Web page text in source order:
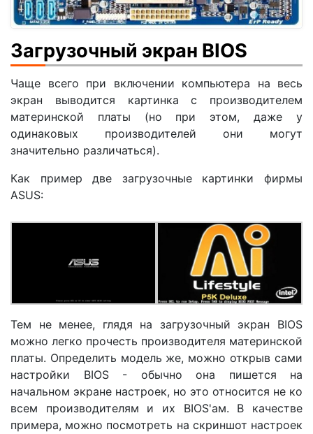
Загрузочный экран BIOS
Чаще всего при включении компьютера на весь
экран выводится картинка с производителем
материнской платы (но при этом, даже у
одинаковых производителей они могут
значительно различаться).
Как пример две загрузочные картинки фирмы
ASUS:
Тем не менее, глядя на загрузочный экран BIOS
можно легко прочесть производителя материнской
платы. Определить модель же, можно открыв сами
настройки BIOS - обычно она пишется на
начальном экране настроек, но это относится не ко
всем производителям и их BIOS'ам. В качестве
примера, можно посмотреть на скриншот настроек